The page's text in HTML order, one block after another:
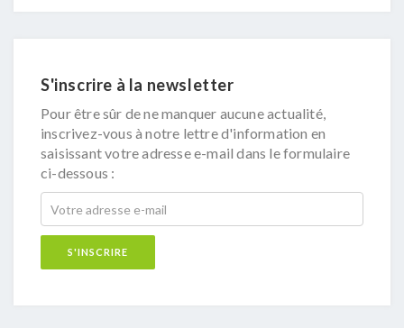
S'inscrire à la newsletter
Pour être sûr de ne manquer aucune actualité,
inscrivez-vous à notre lettre d'information en
saisissant votre adresse e-mail dans le formulaire
ci-dessous :